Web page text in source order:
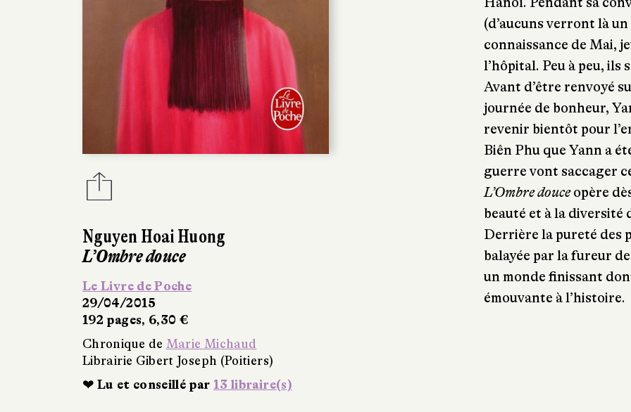
Nguyen Hoai Huong
L’Ombre douce
Le Livre de Poche
29/04/2015
192 pages, 6,30 €
Chronique de Marie Michaud
Librairie Gibert Joseph (Poitiers)
❤ Lu et conseillé par 13 libraire(s)
(d’aucuns verront là
connaissance de Mai,
l’hôpital. Peu à peu, ils
Avant d’être renvoyé
journée de bonheur,
revenir bientôt pour
Biên Phu que Yann a
guerre vont saccager
L’Ombre douceopère
beauté et à la diversité
Derrière la pureté des
balayée par la fureur
un monde finissant
émouvante à l’histoire.